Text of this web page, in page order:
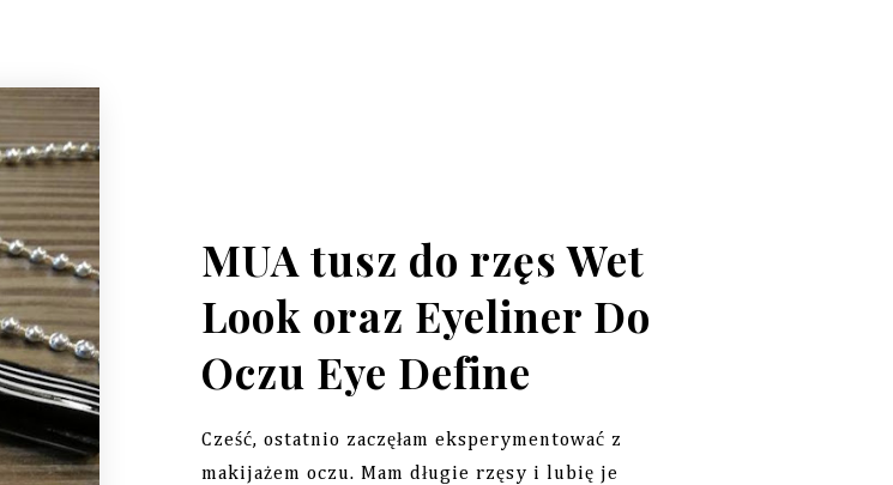
MUA tusz do rzęs Wet
Look oraz Eyeliner Do
Oczu Eye Define
Cześć, ostatnio zaczęłam eksperymentować z
makijażem oczu. Mam długie rzęsy i lubię je